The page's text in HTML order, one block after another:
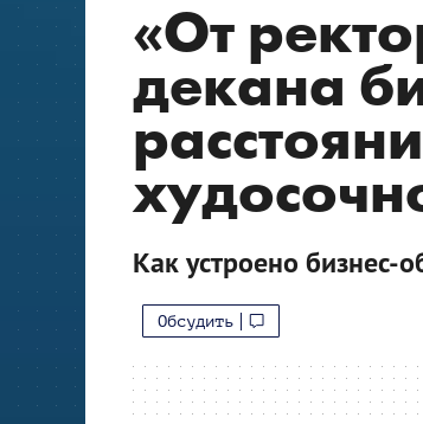
«От
декана
Как устроено бизнес-
Обсудить